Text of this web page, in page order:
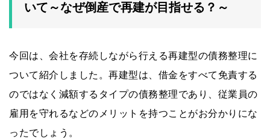
いて～なぜ倒産で再建が目指せる？～
今回は、会社を存続しながら行える再建型の債務整理に
ついて紹介しました。再建型は、借金をすべて免責する
のではなく減額するタイプの債務整理であり、従業員の
雇用を守れるなどのメリットを持つことがお分かりにな
ったでしょう。